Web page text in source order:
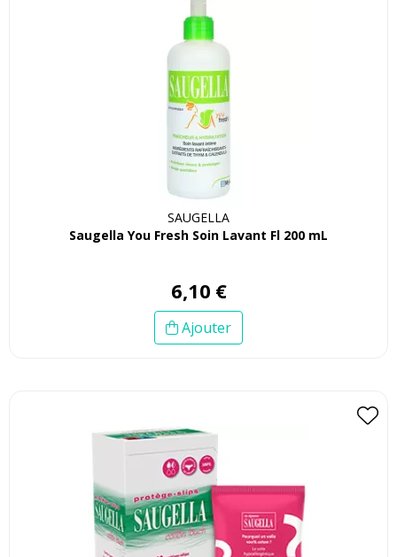
SAUGELLA
Saugella You Fresh Soin Lavant Fl 200 mL
6,10 €
Ajouter